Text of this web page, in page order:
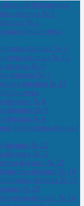
библиотека
филиал № 1
филиал № 2
библиотека-
филиал № 3
филиал № 15
филиал № 6
филиал № 5
филиал № 13
филиал № 8
филиал № 9
филиал № 4
библиотека-филиал
филиал № 22
филиал № 11
филиал № 12
филиал № 14
филиал № 19
№ 20
филиал № 16